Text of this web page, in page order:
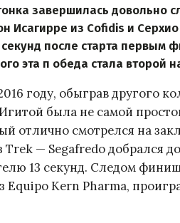
завершилась довольно
Исагирре из Cofidis и
после старта первым
эта п обеда стала второй
году, обыграв другого
была не самой
отлично смотрелся на
Trek — Segafredo добрался
13 секунд. Следом
Kern Pharma,